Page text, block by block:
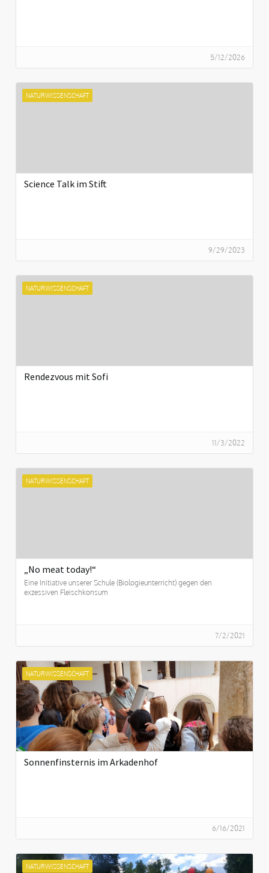
5/12/2026
NATURWISSENSCHAFT
Science Talk im Stift
9/29/2023
NATURWISSENSCHAFT
Rendezvous mit Sofi
11/3/2022
NATURWISSENSCHAFT
„No meat today!“
Eine Initiative unserer Schule (Biologieunterricht) gegen den
exzessiven Fleischkonsum
7/2/2021
NATURWISSENSCHAFT
Sonnenfinsternis im Arkadenhof
6/16/2021
NATURWISSENSCHAFT